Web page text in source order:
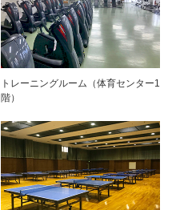
トレーニングルーム（体育センター1
階）